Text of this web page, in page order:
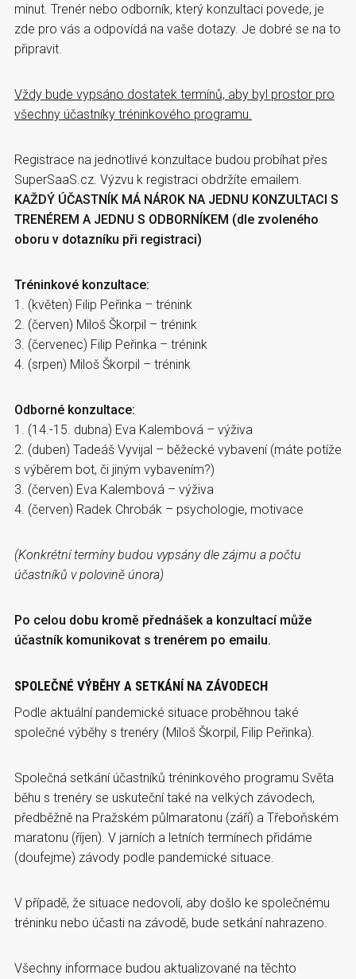
minut. Trenér nebo odborník, který konzultaci povede, je
zde pro vás a odpovídá na vaše dotazy. Je dobré se na to
připravit.
Vždy bude vypsáno dostatek termínů, aby byl prostor pro
všechny účastníky tréninkového programu.
Registrace na jednotlivé konzultace budou probíhat přes
SuperSaaS.cz. Výzvu k registraci obdržíte emailem.
KAŽDÝ ÚČASTNÍK MÁ NÁROK NA JEDNU KONZULTACI S
TRENÉREM A JEDNU S ODBORNÍKEM (dle zvoleného
oboru v dotazníku při registraci)
Tréninkové konzultace:
1. (květen) Filip Peřinka – trénink
2. (červen) Miloš Škorpil – trénink
3. (červenec) Filip Peřinka – trénink
4. (srpen) Miloš Škorpil – trénink
Odborné konzultace:
1. (14.-15. dubna) Eva Kalembová – výživa
2. (duben) Tadeáš Vyvijal – běžecké vybavení (máte potíže
s výběrem bot, či jiným vybavením?)
3. (červen) Eva Kalembová – výživa
4. (červen) Radek Chrobák – psychologie, motivace
(Konkrétní termíny budou vypsány dle zájmu a počtu
účastníků v polovině února)
Po celou dobu kromě přednášek a konzultací může
účastník komunikovat s trenérem po emailu.
SPOLEČNÉ VÝBĚHY A SETKÁNÍ NA ZÁVODECH
Podle aktuální pandemické situace proběhnou také
společné výběhy s trenéry (Miloš Škorpil, Filip Peřinka).
Společná setkání účastníků tréninkového programu Světa
běhu s trenéry se uskuteční také na velkých závodech,
předběžně na Pražském půlmaratonu (září) a Třeboňském
maratonu (říjen). V jarních a letních termínech přidáme
(doufejme) závody podle pandemické situace.
V případě, že situace nedovolí, aby došlo ke společnému
tréninku nebo účasti na závodě, bude setkání nahrazeno.
Všechny informace budou aktualizované na těchto